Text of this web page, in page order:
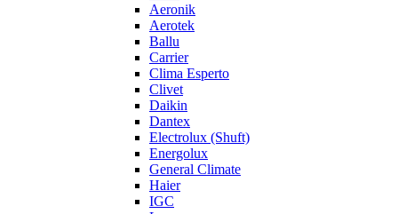
Aeronik
Aerotek
Ballu
Carrier
Clima Esperto
Clivet
Daikin
Dantex
Electrolux (Shuft)
Energolux
General Climate
Haier
IGC